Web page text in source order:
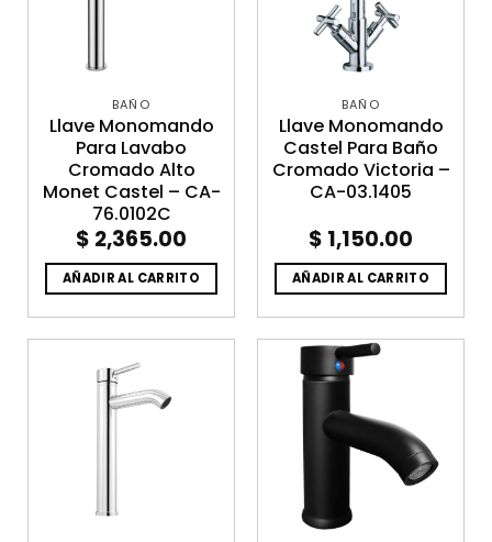
BAÑO
Llave Monomando
Para Lavabo
Cromado Alto
Monet Castel – CA-
76.0102C
$ 2,365.00
AÑADIR AL CARRITO
BAÑO
Llave Monomando
Castel Para Baño
Cromado Victoria –
CA-03.1405
$ 1,150.00
AÑADIR AL CARRITO